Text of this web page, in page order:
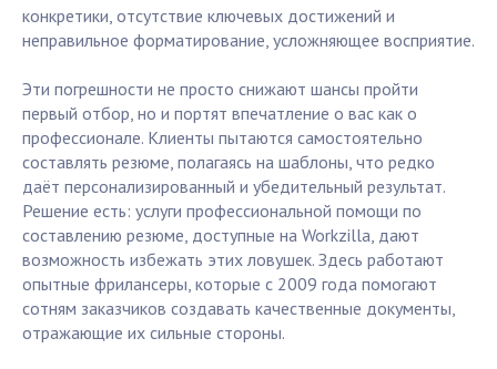
конкретики, отсутствие ключевых достижений и
неправильное форматирование, усложняющее восприятие.
Эти погрешности не просто снижают шансы пройти
первый отбор, но и портят впечатление о вас как о
профессионале. Клиенты пытаются самостоятельно
составлять резюме, полагаясь на шаблоны, что редко
даёт персонализированный и убедительный результат.
Решение есть: услуги профессиональной помощи по
составлению резюме, доступные на Workzilla, дают
возможность избежать этих ловушек. Здесь работают
опытные фрилансеры, которые с 2009 года помогают
сотням заказчиков создавать качественные документы,
отражающие их сильные стороны.